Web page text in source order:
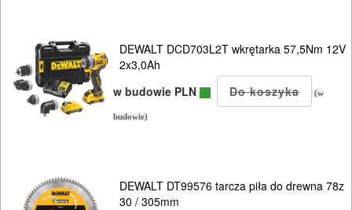
DEWALT DCD703L2T wkrętarka 57,5Nm 12V
2x3,0Ah
w budowie PLN
(w
budowie)
DEWALT DT99576 tarcza piła do drewna 78z
30 / 305mm